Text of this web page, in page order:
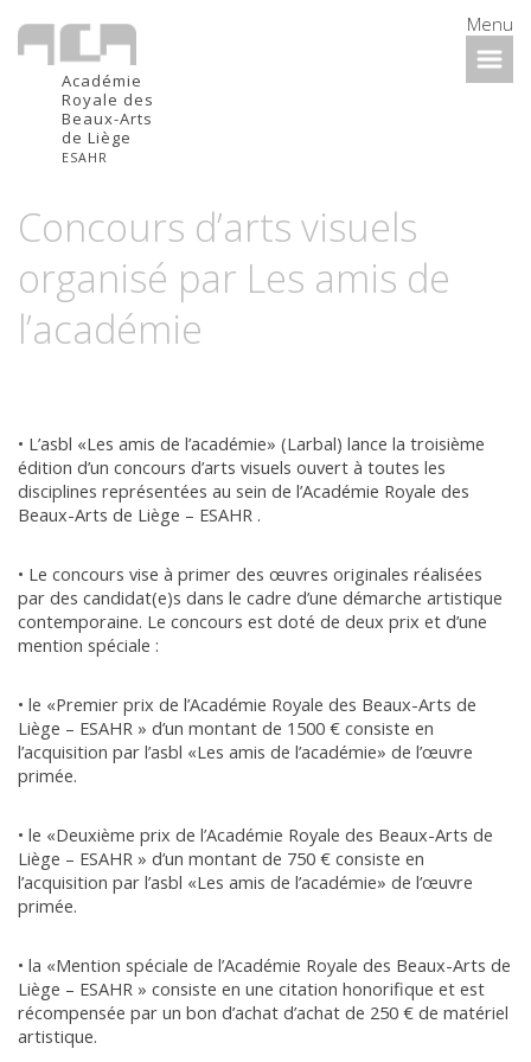
Menu
Académie
Royale des
Beaux-Arts
de Liège
ESAHR
Concours d’arts visuels
organisé par Les amis de
l’académie
• L’asbl «Les amis de l’académie» (Larbal) lance la troisième
édition d’un concours d’arts visuels ouvert à toutes les
disciplines représentées au sein de l’Académie Royale des
Beaux-Arts de Liège – ESAHR .
• Le concours vise à primer des œuvres originales réalisées
par des candidat(e)s dans le cadre d’une démarche artistique
contemporaine. Le concours est doté de deux prix et d’une
mention spéciale :
• le «Premier prix de l’Académie Royale des Beaux-Arts de
Liège – ESAHR » d’un montant de 1500 € consiste en
l’acquisition par l’asbl «Les amis de l’académie» de l’œuvre
primée.
• le «Deuxième prix de l’Académie Royale des Beaux-Arts de
Liège – ESAHR » d’un montant de 750 € consiste en
l’acquisition par l’asbl «Les amis de l’académie» de l’œuvre
primée.
• la «Mention spéciale de l’Académie Royale des Beaux-Arts de
Liège – ESAHR » consiste en une citation honorifique et est
récompensée par un bon d’achat d’achat de 250 € de matériel
artistique.